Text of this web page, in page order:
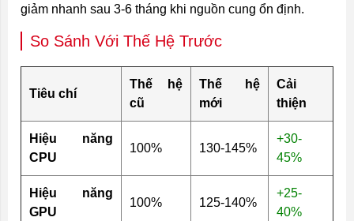
giảm nhanh sau 3-6 tháng khi nguồn cung ổn định.
So Sánh Với Thế Hệ Trước
Tiêu chí
Thế hệ
cũ
Thế hệ
mới
Cải
thiện
Hiệu năng
CPU
100% 130-145%
+30-
45%
Hiệu năng
GPU
100% 125-140%
+25-
40%